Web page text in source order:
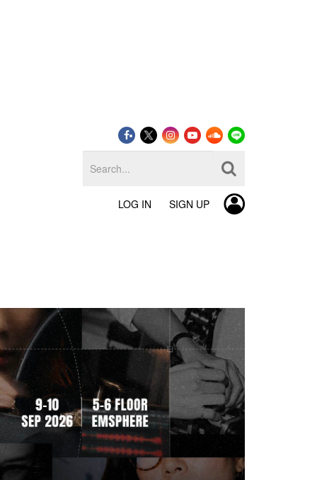
LOG IN SIGN UP